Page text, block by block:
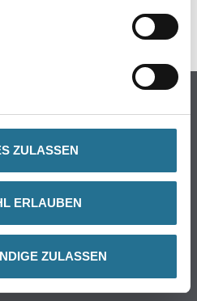
ZULASSEN
ERLAUBEN
ZULASSEN